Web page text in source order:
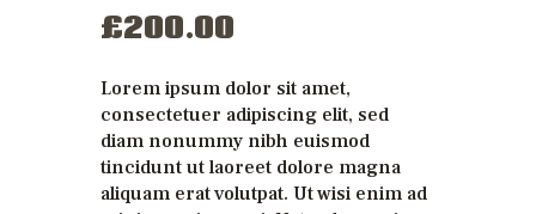
£200.00
Lorem ipsum dolor sit amet,
consectetuer adipiscing elit, sed
diam nonummy nibh euismod
tincidunt ut laoreet dolore magna
aliquam erat volutpat. Ut wisi enim ad